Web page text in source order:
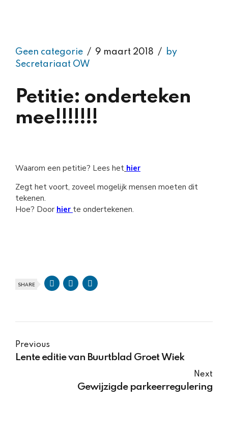
Geen categorie 9 maart 2018
by
Secretariaat OW
Petitie: onderteken
mee!!!!!!!
Waarom een petitie? Lees het hier
Zegt het voort, zoveel mogelijk mensen moeten dit
tekenen.
Hoe? Door hier te ondertekenen.
SHARE
Previous
Lente editie van Buurtblad Groet Wiek
Next
Gewijzigde parkeerregulering